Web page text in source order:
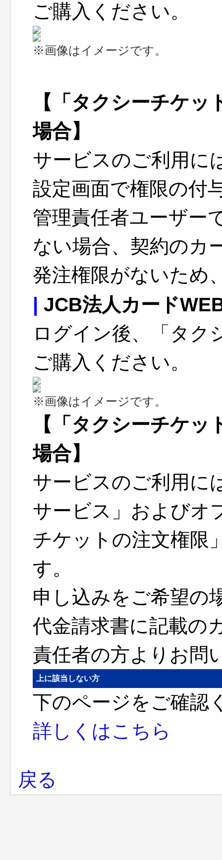
ご購入ください。
※画像はイメージです。
【「タクシーチケ
場合】
サービスのご利用に
設定画面で権限の付
管理責任者ユーザー
ない場合、契約のカ
発注権限がないため
| JCB法人カード
ログイン後、「タク
ご購入ください。
※画像はイメージです。
【「タクシーチケ
場合】
サービスのご利用に
サービス」およびオ
チケットの注文権限
す。
申し込みをご希望の
代金請求書に記載の
責任者の方よりお問
上に該当しない方
下のページをご確認
詳しくはこちら
戻る